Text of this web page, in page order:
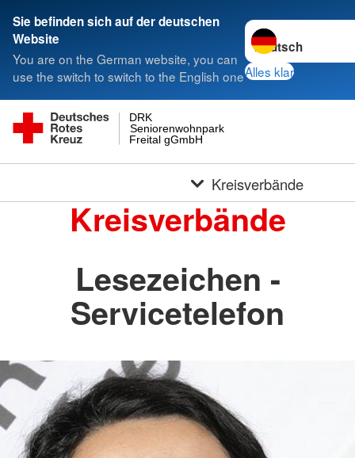
Sie befinden sich auf der deutschen
Website
You are on the German website, you can
use the switch to switch to the English one
Sprache wechseln
Alles klar
Freital gGmbH
Seniorenwohnpark
DRK
Kreisverbände
Kreisverbände
Lesezeichen -
Servicetelefon